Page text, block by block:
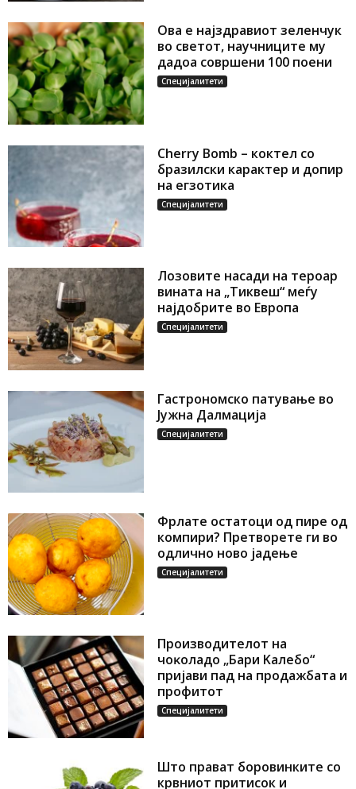
Ова е најздравиот зеленчук
во светот, научниците му
дадоа совршени 100 поени
Специјалитети
Cherry Bomb – коктел со
бразилски карактер и допир
на егзотика
Специјалитети
Лозовите насади на тероар
вината на „Тиквеш“ меѓу
најдобрите во Европа
Специјалитети
Гастрономско патување во
Јужна Далмација
Специјалитети
Фрлате остатоци од пире од
компири? Претворете ги во
одлично ново јадење
Специјалитети
Πpoизвoдитeлoт нa
чoĸoлaдo „Бapи Kaлeбo“
пpиjaви пaд нa пpoдaжбaтa и
пpoфитoт
Специјалитети
Што прават боровинките со
крвниот притисок и